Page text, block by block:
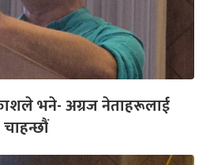
भने- अग्रज नेताहरूलाई